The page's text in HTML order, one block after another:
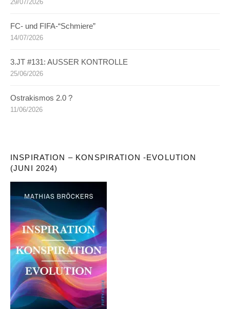
29/07/2026
FC- und FIFA-“Schmiere”
14/07/2026
3.JT #131: AUSSER KONTROLLE
25/06/2026
Ostrakismos 2.0 ?
11/06/2026
INSPIRATION – KONSPIRATION -EVOLUTION
(JUNI 2024)